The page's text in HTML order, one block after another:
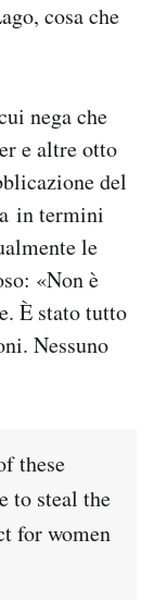
cosa che
nega che
e altre otto
del
in termini
le
«Non è
È stato tutto
Nessuno
these
to steal the
for women